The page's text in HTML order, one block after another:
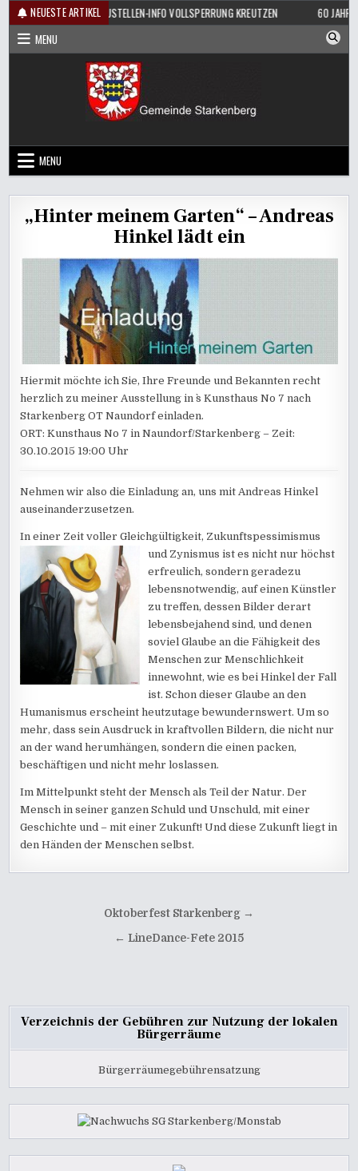
Skip
content
NEUESTE ARTIKELBAUSTELLEN-INFO VOLLSPERRUNG KREUTZEN
60 JAHRE
MENU
MENU
„Hinter meinem Garten“ – Andreas
Hinkel lädt ein
Hiermit möchte ich Sie, Ihre Freunde und Bekannten recht
herzlich zu meiner Ausstellung in `s Kunsthaus No 7 nach
Starkenberg OT Naundorf einladen.
ORT: Kunsthaus No 7 in Naundorf/Starkenberg – Zeit:
30.10.2015 19:00 Uhr
Nehmen wir also die Einladung an, uns mit Andreas Hinkel
auseinanderzusetzen.
In einer Zeit voller Gleichgültigkeit, Zukunftspessimismus
und Zynismus ist esnicht nur höchst
erfreulich, sondern geradezu
lebensnotwendig, auf einen Künstler
zu treffen, dessen Bilder derart
lebensbejahend sind, und denen
soviel Glaube an die Fähigkeit des
Menschen zur Menschlichkeit
innewohnt, wie es bei Hinkel der Fall
ist. Schon dieser Glaube an den
Humanismus erscheint heutzutage bewundernswert. Um so
mehr, dass sein Ausdruck in kraftvollen Bildern, die nicht nur
an der wand herumhängen, sondern die einen packen,
beschäftigen und nicht mehr loslassen.
Im Mittelpunkt steht der Mensch als Teil der Natur. Der
Mensch in seiner ganzen Schuld und Unschuld, mit einer
Geschichte und – mit einer Zukunft! Und diese Zukunft liegt in
den Händen der Menschen selbst.
Beitragsnavigation
Oktoberfest Starkenberg →
← LineDance-Fete 2015
Verzeichnis der Gebühren zur Nutzung der lokalen
Bürgerräume
Bürgerräumegebührensatzung